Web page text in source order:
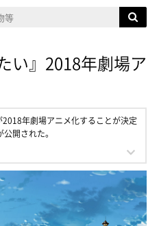
い』2018年劇場ア
年劇場アニメ化することが決定
開された。